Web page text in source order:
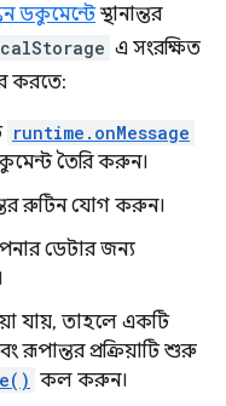
ডকুমেন্টেস্থানান্তর
এ সংরক্ষিত
করতে:
runtime.onMessage
তৈরি করুন।
রুটিন যোগ করুন।
ডেটার জন্য
যায়, তাহলে একটি
রূপান্তর প্রক্রিয়াটি শুরু
কল করুন।